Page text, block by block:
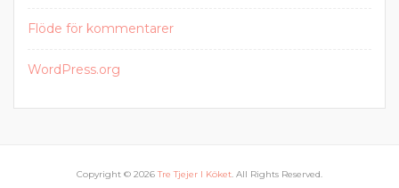
Flöde för kommentarer
WordPress.org
Copyright © 2026Tre Tjejer I Köket. All Rights Reserved.